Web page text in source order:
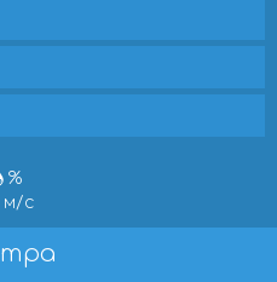
%
м/с